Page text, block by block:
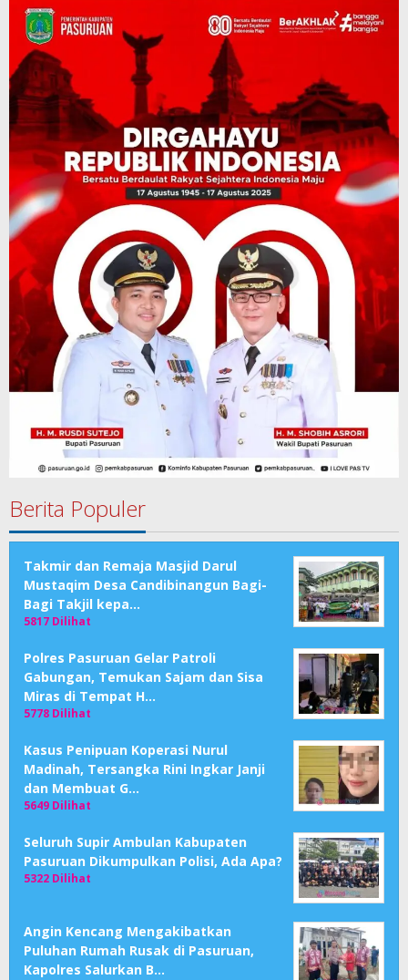
Berita Populer
Takmir dan Remaja Masjid Darul
Mustaqim Desa Candibinangun Bagi-
Bagi Takjil kepa…
5817 Dilihat
Polres Pasuruan Gelar Patroli
Gabungan, Temukan Sajam dan Sisa
Miras di Tempat H…
5778 Dilihat
Kasus Penipuan Koperasi Nurul
Madinah, Tersangka Rini Ingkar Janji
dan Membuat G…
5649 Dilihat
Seluruh Supir Ambulan Kabupaten
Pasuruan Dikumpulkan Polisi, Ada Apa?
5322 Dilihat
Angin Kencang Mengakibatkan
Puluhan Rumah Rusak di Pasuruan,
Kapolres Salurkan B…